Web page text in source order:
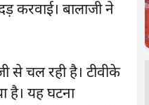
करवाई। बालाजी ने
से चल रही है। टीवीके
है। यह घटना